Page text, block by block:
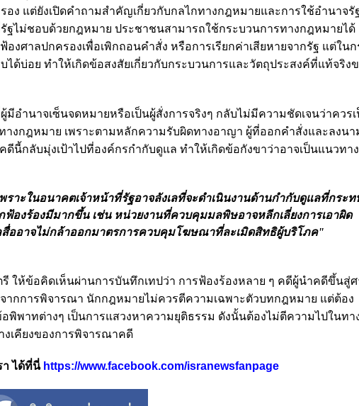
ง แต่ยังเปิดคำถามสำคัญเกี่ยวกับกลไกทางกฎหมายและการใช้อำนาจรั
ฐไม่ชอบด้วยกฎหมาย ประชาชนสามารถใช้กระบวนการทางกฎหมายได้
งศาลปกครองเพื่อเพิกถอนคำสั่ง หรือการเรียกค่าเสียหายจากรัฐ แต่ใน
บ่อย ทำให้เกิดข้อสงสัยเกี่ยวกับกระบวนการและวัตถุประสงค์ที่แท้จริง
ำนาจเซ็นจดหมายหรือเป็นผู้สั่งการจริงๆ กลับไม่มีความชัดเจนว่าควร
งกฎหมาย เพราะตามหลักความรับผิดทางอาญา ผู้ที่ออกคำสั่งและลงนา
นี้กลับมุ่งเป้าไปที่องค์กรกำกับดูแล ทำให้เกิดข้อกังขาว่าอาจเป็นแนวทาง
าะในอนาคตเจ้าหน้าที่รัฐอาจลังเลที่จะดำเนินงานด้านกำกับดูแลที่กระท
องร้องมีมากขึ้น เช่น หน่วยงานที่ควบคุมมลพิษอาจหลีกเลี่ยงการเอาผิด
สื่ออาจไม่กล้าออกมาตรการควบคุมโฆษณาที่ละเมิดสิทธิผู้บริโภค"
ให้ข้อคิด​เห็น​ผ่านการบันทึกเทปว่า​ การฟ้องร้อง​หลาย ๆ​ คดี​ผู้​นำคดีขึ้น​สู่ศ
าก​การ​พิจารณา​ นักกฎหมาย​ไม่ควรตีความ​เฉพาะ​ตัวบท​กฎหมาย​ แต่ต้อง
พิพาท​ต่างๆ​ เป็น​การ​แสวงหา​ความยุติธรรม​ ดังนั้น​ต้องไม่ตีความไปในทา
ง​เคียงของการพิจารณา​คดี
ได้ที่นี่ https://www.facebook.com/isranewsfanpage